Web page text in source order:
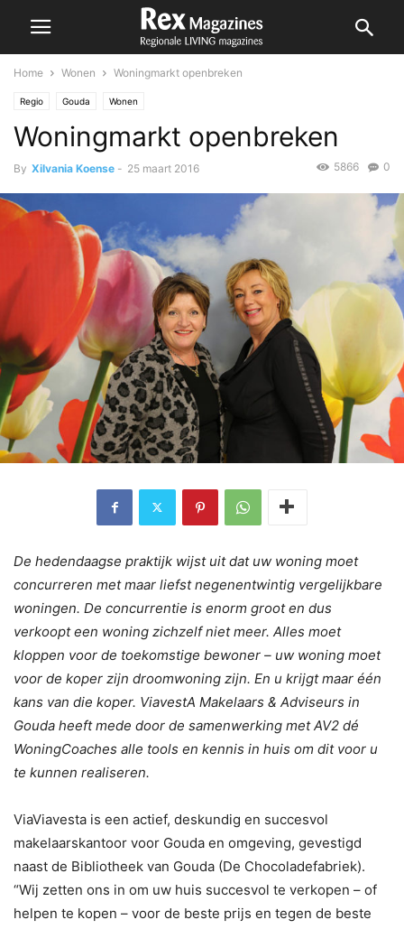
Home Wonen Woningmarkt openbreken
Regio Gouda Wonen
Woningmarkt openbreken
By Xilvania Koense - 25 maart 2016 0
5866
De hedendaagse praktijk wijst uit dat uw woning moet
concurreren met maar liefst negenentwintig vergelijkbare
woningen. De concurrentie is enorm groot en dus
verkoopt een woning zichzelf niet meer. Alles moet
kloppen voor de toekomstige bewoner – uw woning moet
voor de koper zijn droomwoning zijn. En u krijgt maar één
kans van die koper. ViavestA Makelaars & Adviseurs in
Gouda heeft mede door de samenwerking met AV2 dé
WoningCoaches alle tools en kennis in huis om dit voor u
te kunnen realiseren.
ViaViavesta is een actief, deskundig en succesvol
makelaarskantoor voor Gouda en omgeving, gevestigd
naast de Bibliotheek van Gouda (De Chocoladefabriek).
“Wij zetten ons in om uw huis succesvol te verkopen – of
helpen te kopen – voor de beste prijs en tegen de beste